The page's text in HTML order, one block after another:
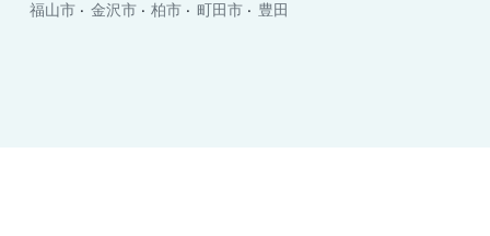
福山市
金沢市 柏市 町田市 豊田